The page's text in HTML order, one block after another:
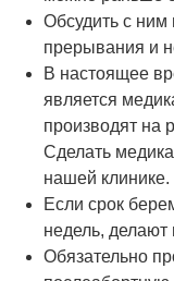
Обсудить с
прерывания и
В настоящее
является
производят на
Сделать
нашей клинике.
Если срок
недель, делают
Обязательно